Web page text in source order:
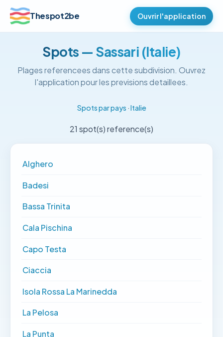
Thespot2be Ouvrir l'application
Spots — Sassari (Italie)
Plages referencees dans cette subdivision. Ouvrez
l'application pour les previsions detaillees.
Spots par pays ·Italie
21 spot(s) reference(s)
Alghero
Badesi
Bassa Trinita
Cala Pischina
Capo Testa
Ciaccia
Isola Rossa La Marinedda
La Pelosa
La Punta